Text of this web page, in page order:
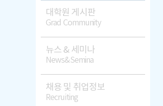
대학원 게시판
Grad Community
뉴스 & 세미나
News&Semina
채용 및 취업정보
Recruiting